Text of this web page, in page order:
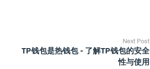
Next Post
TP钱包是热钱包 - 了解TP钱包的安全
性与使用